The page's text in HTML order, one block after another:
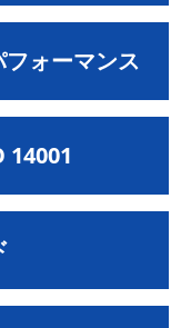
ォーマンス
14001